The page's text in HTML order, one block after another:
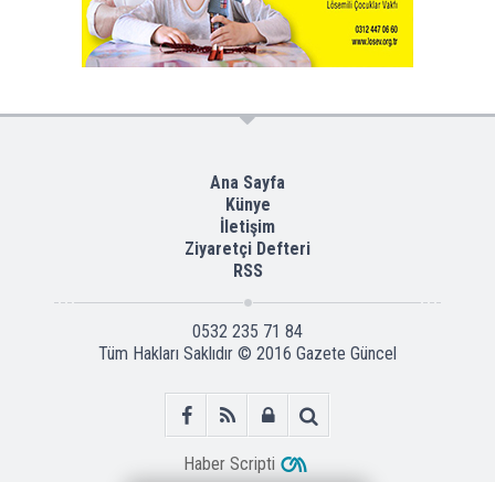
Ana Sayfa
Künye
İletişim
Ziyaretçi Defteri
RSS
0532 235 71 84
Tüm Hakları Saklıdır © 2016 Gazete Güncel
Haber Scripti